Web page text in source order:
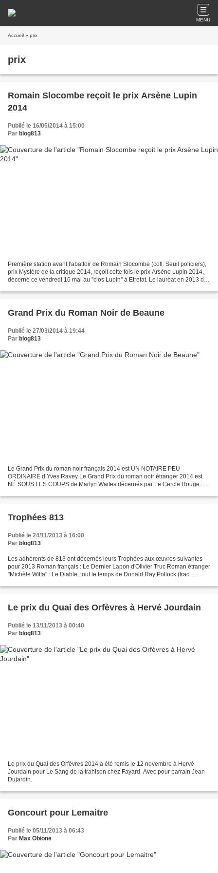
MENU
Accueil » prix
prix
Romain Slocombe reçoit le prix Arsène Lupin
2014
Publié le 16/05/2014 à 15:00
Par blog813
Première station avant l'abattoir de Romain Slocombe (coll. Seuil policiers),
prix Mystère de la critique 2014, reçoit cette fois le prix Arsène Lupin 2014,
décerné ce vendredi 16 mai au "clos Lupin" à Etretat. Le lauréat en 2013 de
Grand Prix du Roman Noir de Beaune
Publié le 27/03/2014 à 19:44
Par blog813
Le Grand Prix du roman noir français 2014 est UN NOTAIRE PEU
ORDINAIRE d’Yves Ravey Le Grand Prix du roman noir étranger 2014 est
NÉ SOUS LES COUPS de Martyn Waites décernés par Le Cercle Rouge : *
Trophées 813
Publié le 24/11/2013 à 16:00
Par blog813
Les adhérents de 813 ont décernés leurs Trophées aux œuvres suivantes
pour 2013 Roman français : Le Dernier Lapon d'Olivier Truc Roman étranger
"Michèle Witta" : Le Diable, tout le temps de Donald Ray Pollock (trad.
Le prix du Quai des Orfèvres à Hervé Jourdain
Publié le 13/11/2013 à 00:40
Par blog813
Le prix du Quai des Orfèvres 2014 a été remis le 12 novembre à Hervé
Jourdain pour Le Sang de la trahison chez Fayard. Avec pour parrain Jean
Dujardin.
Goncourt pour Lemaitre
Publié le 05/11/2013 à 06:43
Par Max Obione